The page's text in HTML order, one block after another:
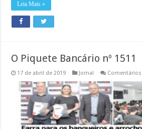
Leia Mais »
O Piquete Bancário nº 1511
17 de abril de 2019 Jornal